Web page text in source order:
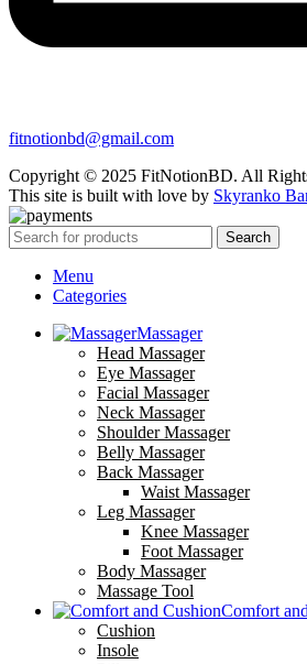
fitnotionbd@gmail.com
Copyright © 2025 FitNotionBD. All
This site is built with love by Skyranko
Search
Menu
Categories
Massager
Head Massager
Eye Massager
Facial Massager
Neck Massager
Shoulder Massager
Belly Massager
Back Massager
Waist Massager
Leg Massager
Knee Massager
Foot Massager
Body Massager
Massage Tool
Comfort
Cushion
Insole